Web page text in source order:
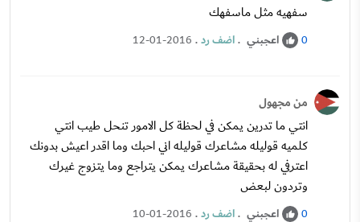
سفهيه مثل ماسفهك
0 اعجبني .اضف رد.
12-01-2016
من مجهول
انتي ما تدرين يمكن في لحظة كل الامور تنحل طيب انتي
كلميه قوليله مشاعرك قوليله اني احبك وما اقدر اعيش بدونك
اعترفي له بحقيقة مشاعرك يمكن يتراجع وما يتزوج غيرك
وتردون لبعض
0 اعجبني .اضف رد.
10-01-2016